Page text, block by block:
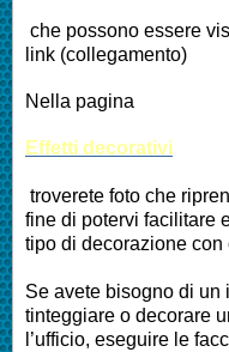
che possono essere
link (collegamento)
Nella pagina
Effetti decorativi
troverete foto che
fine di potervi facilitare
tipo di decorazione
Se avete bisogno di
tinteggiare o decorare
l’ufficio, eseguire le